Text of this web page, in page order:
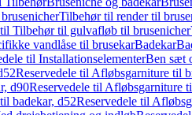
Tilbehør til render til
Tilbehør til gulvafløb til brusenicher
vandlåse til brusekarBadekar
til InstallationselementerBen sæt
Reservedele til Afløbsgarniture til
d90Reservedele til Afløbsgarniture
badekar, d52Reservedele til